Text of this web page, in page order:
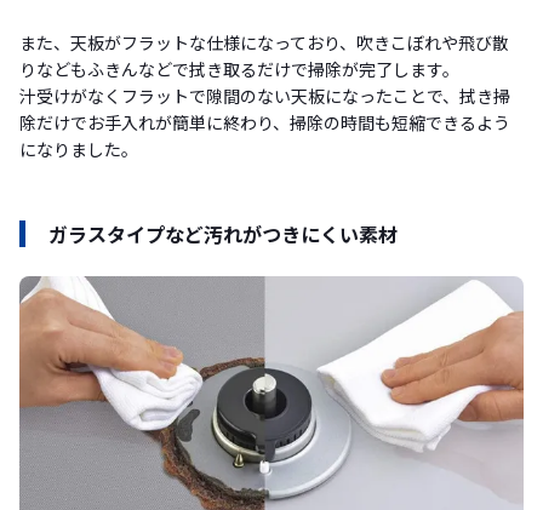
また、天板がフラットな仕様になっており、吹きこぼれや飛び散
りなどもふきんなどで拭き取るだけで掃除が完了します。
汁受けがなくフラットで隙間のない天板になったことで、拭き掃
除だけでお手入れが簡単に終わり、掃除の時間も短縮できるよう
になりました。
ガラスタイプなど汚れがつきにくい素材